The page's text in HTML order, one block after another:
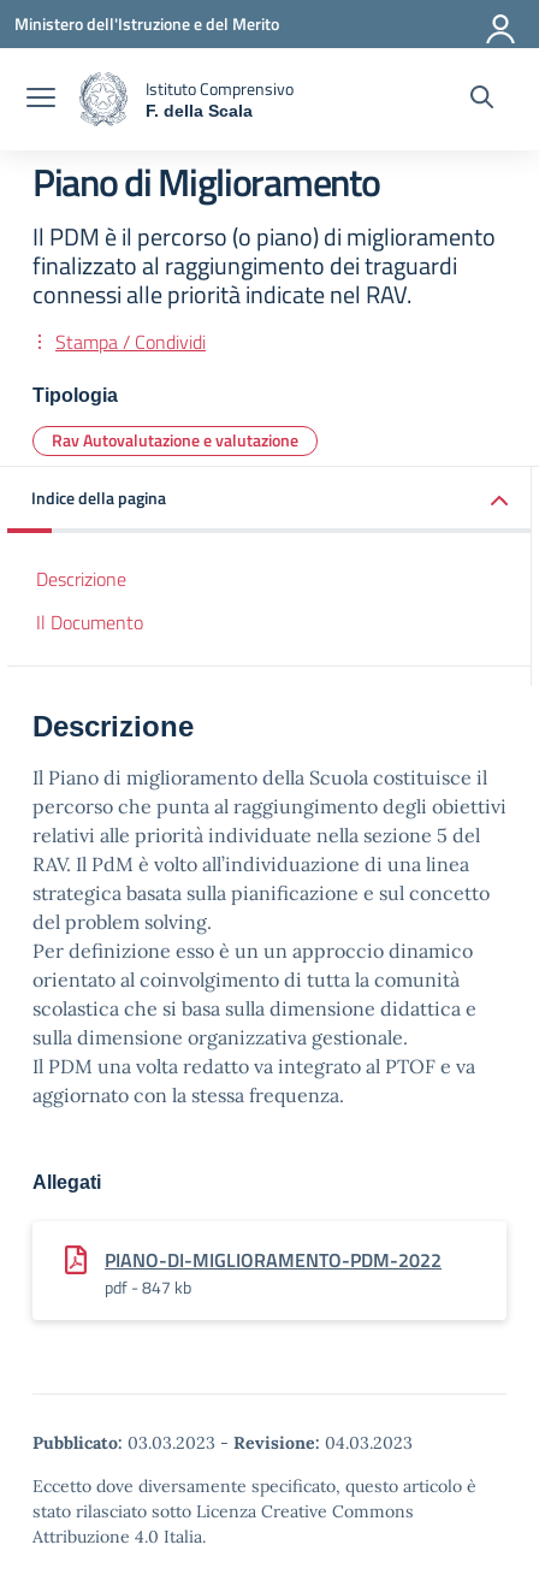
Vai ai contenuti
Vai al menu di navigazione
Vai al footer
Ministero dell'Istruzione e del Merito
Istituto Comprensivo
F. della Scala
Piano di Miglioramento
Il PDM è il percorso (o piano) di miglioramento
finalizzato al raggiungimento dei traguardi
connessi alle priorità indicate nel RAV.
Stampa / Condividi
Tipologia
Rav Autovalutazione e valutazione
Indice della pagina
Descrizione
Il Documento
Descrizione
Il Piano di miglioramento della Scuola costituisce il
percorso che punta al raggiungimento degli obiettivi
relativi alle priorità individuate nella sezione 5 del
RAV. Il PdM è volto all’individuazione di una linea
strategica basata sulla pianificazione e sul concetto
del problem solving.
Per definizione esso è un un approccio dinamico
orientato al coinvolgimento di tutta la comunità
scolastica che si basa sulla dimensione didattica e
sulla dimensione organizzativa gestionale.
Il PDM una volta redatto va integrato al PTOF e va
aggiornato con la stessa frequenza.
Allegati
PIANO-DI-MIGLIORAMENTO-PDM-2022
pdf - 847 kb
Pubblicato: 03.03.2023 - Revisione: 04.03.2023
Eccetto dove diversamente specificato, questo articolo è
stato rilasciato sotto Licenza Creative Commons
Attribuzione 4.0 Italia.